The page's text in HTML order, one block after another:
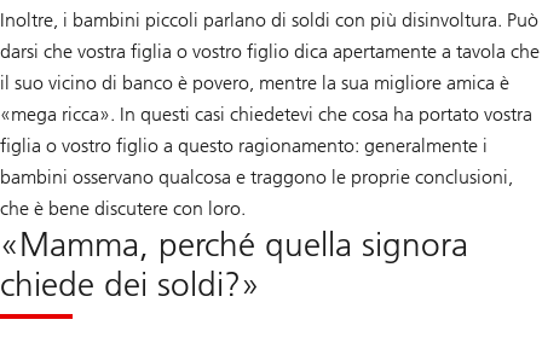
Inoltre, i bambini piccoli parlano di soldi con più disinvoltura. Può
darsi che vostra figlia o vostro figlio dica apertamente a tavola che
il suo vicino di banco è povero, mentre la sua migliore amica è
«mega ricca». In questi casi chiedetevi che cosa ha portato vostra
figlia o vostro figlio a questo ragionamento: generalmente i
bambini osservano qualcosa e traggono le proprie conclusioni,
che è bene discutere con loro.
«Mamma, perché quella signora
chiede dei soldi?»